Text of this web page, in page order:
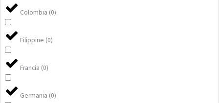
Colombia (0)
Filippine (0)
Francia (0)
Germania (0)